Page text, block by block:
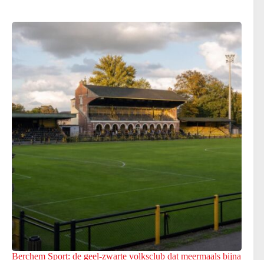
Berchem Sport: de geel-zwarte volksclub dat meermaals bijna